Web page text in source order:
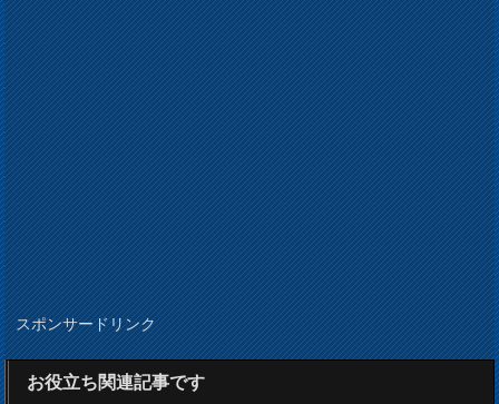
スポンサードリンク
お役立ち関連記事です